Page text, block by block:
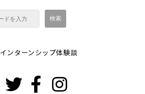
インターンシップ体験談